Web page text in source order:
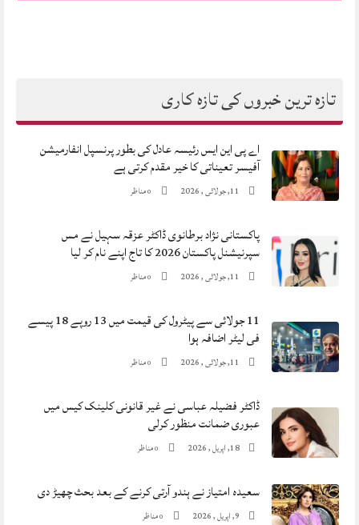
تازہ ترین خبروں کی تازہ کاری
اے پی این ایس رئیسہ عادل کی بطور پرنسپل انفارمیشن
آفیسر تعیناتی کا خیر مقدم کرتی ہے
11, جولائی , 2026 0مناظر
پاکستانی نژاد برطانوی ڈاکٹر عزقہ سہیل نے مس ​​
سپرنیشنل پاکستان 2026 کا تاج اپنے نام کر لیا
11, جولائی , 2026 0مناظر
11 جولائی سے پیٹرول کی قیمت میں 13 روپے 18 پیسے
فی لیٹر اضافہ ہوا
11, جولائی , 2026 0مناظر
ڈاکٹر فضیلہ عباسی نے غیر قانونی کلینک کیس میں
عبوری ضمانت منظور کرلی
18, اپریل , 2026 0مناظر
سعیدہ امتیاز نے ہندو آرتی کرنے کے بعد بحث چھیڑ دی
9, اپریل , 2026 0مناظر